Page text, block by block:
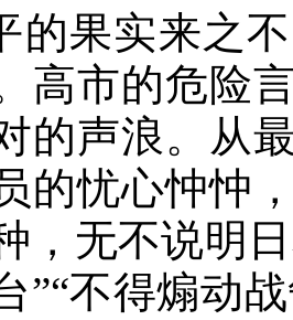
的果实来之
高市的危险
的声浪。从
的忧心忡忡
，无不说明
”“不得煽动